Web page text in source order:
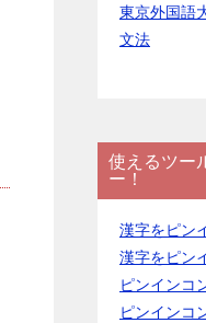
東京外国語
文法
使えるツー
ー！
漢字をピン
漢字をピン
ピンインコ
ピンインコ